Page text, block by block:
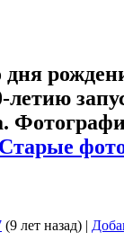
дня
Старые
(9 лет назад) |